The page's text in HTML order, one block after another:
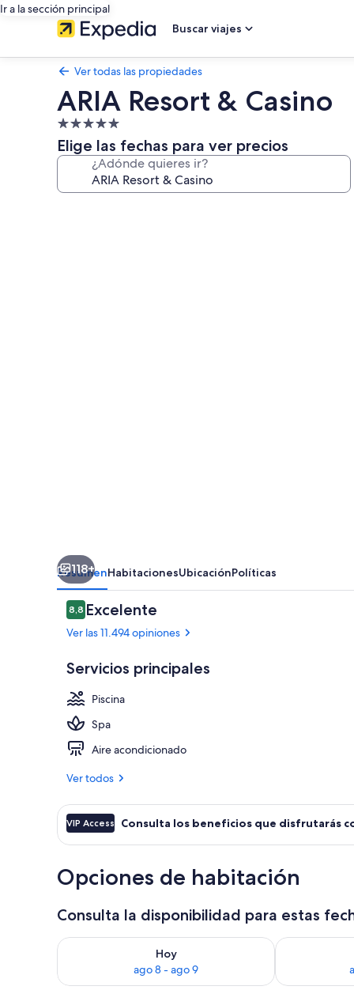
Ir a la sección principal
Buscar viajes
Ver todas las propiedades
ARIA Resort & Casino
Propiedad
de
5.0
estrellas
Elige las fechas para ver precios
¿Adónde quieres ir?
118+
ResumenHabitacionesUbicaciónPolíticas
Opiniones
8,88,8 de 10
Excelente
Ver las 11.494 opiniones
Servicios principales
Piscina
Spa
Aire acondicionado
Ver todos
VIP Access Consulta los beneficios que disfrutarás
Opciones de habitación
Consulta la disponibilidad para estas
Hoy
ago 8 - ago 9
Consulta la disponibilidad para hoy ago 8 - ago 9
Consulta la